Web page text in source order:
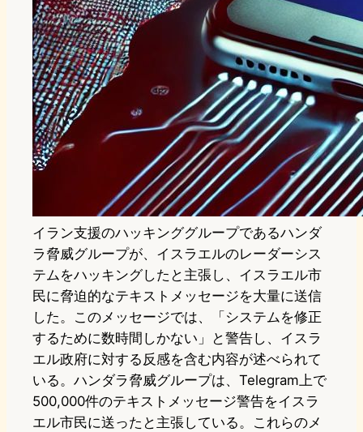
イラン支援のハッキンググループであるハンダ
ラ脅威グループが、イスラエルのレーダーシス
テムをハッキングしたと主張し、イスラエル市
民に脅迫的なテキストメッセージを大量に送信
した。このメッセージでは、「システムを修正
するために数時間しかない」と警告し、イスラ
エル政府に対する反感を含む内容が述べられて
いる。ハンダラ脅威グループは、Telegram上で
500,000件のテキストメッセージ警告をイスラ
エル市民に送ったと主張している。これらのメ